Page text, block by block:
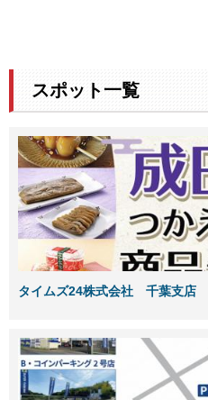
スポット一覧
タイムズ24株式会社 千葉支店